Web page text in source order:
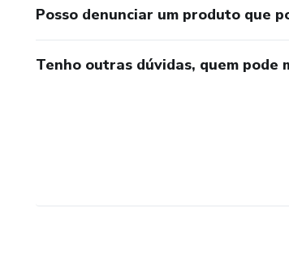
Posso denunciar um produto que
Tenho outras dúvidas, quem pode